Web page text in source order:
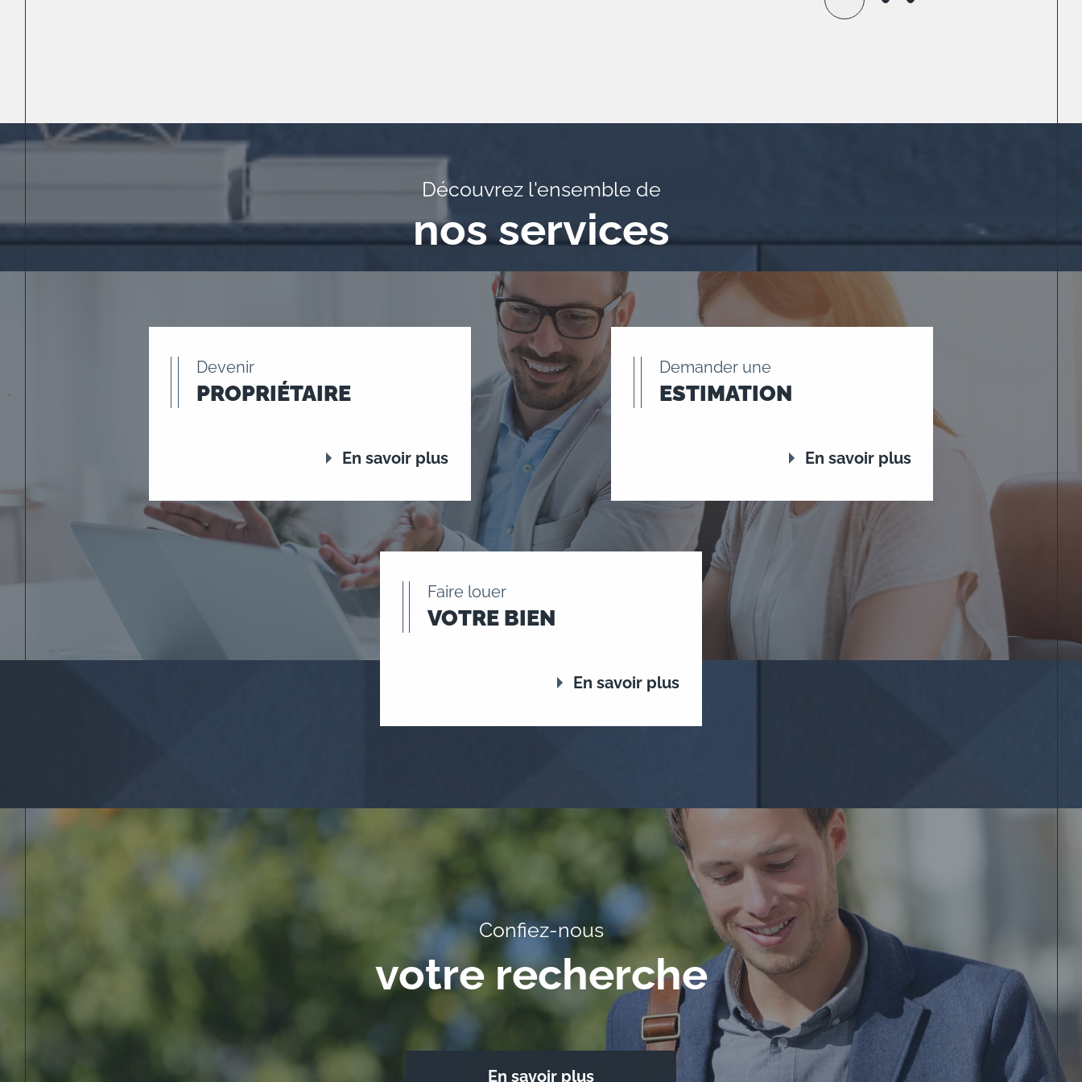
Découvrez l'ensemble de
nos services
Devenir
PROPRIÉTAIRE
En savoir plus
Demander une
ESTIMATION
En savoir plus
Faire louer
VOTRE BIEN
En savoir plus
Confiez-nous
votre recherche
En savoir plus